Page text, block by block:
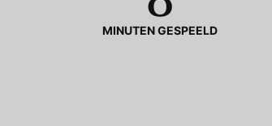
0
MINUTEN GESPEELD